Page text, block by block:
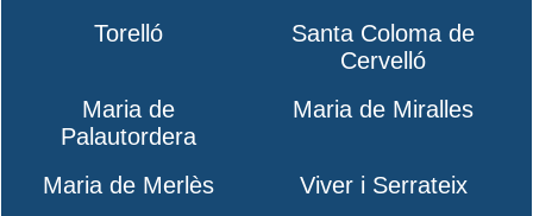
Torelló
Santa Coloma de
Cervelló
Maria de
Palautordera
Maria de Miralles
Maria de Merlès
Viver i Serrateix